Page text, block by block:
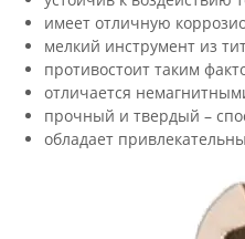
имеет отличную
мелкий инструмент из
противостоит таким
отличается
прочный и твердый –
обладает